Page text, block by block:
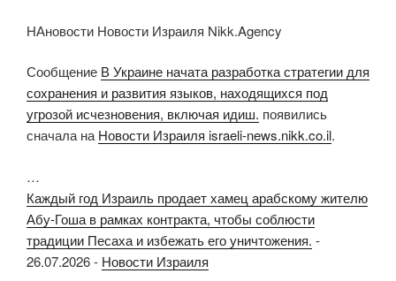
НАновости Новости Израиля Nikk.Agency
Сообщение В Украине начата разработка стратегии для
сохранения и развития языков, находящихся под
угрозой исчезновения, включая идиш. появились
сначала наНовости Израиля israeli-news.nikk.co.il.
…
Каждый год Израиль продает хамец арабскому жителю
Абу-Гоша в рамках контракта, чтобы соблюсти
традиции Песаха и избежать его уничтожения. -
26.07.2026- Новости Израиля